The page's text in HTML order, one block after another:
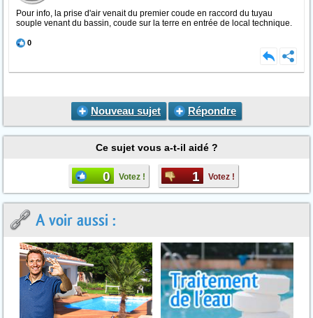
Pour info, la prise d'air venait du premier coude en raccord du tuyau
souple venant du bassin, coude sur la terre en entrée de local technique.
0
Nouveau sujet Répondre
Ce sujet vous a-t-il aidé ?
0 Votez ! 1 Votez !
A voir aussi :